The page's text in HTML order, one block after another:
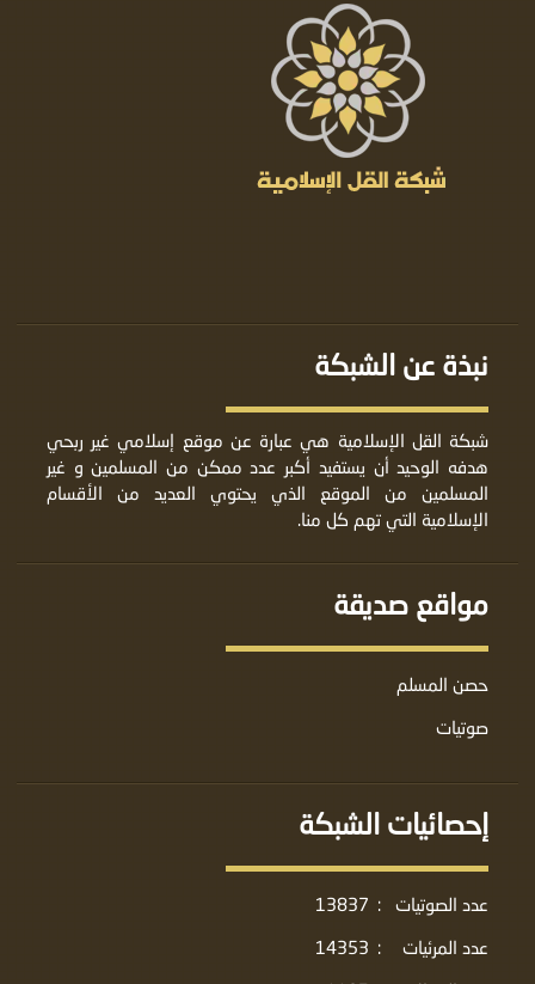
نبذة عن الشبكة
شبكة القل الإسلامية هي عبارة عن موقع إسلامي غير ربحي
هدفه الوحيد أن يستفيد أكبر عدد ممكن من المسلمين و غير
المسلمين من الموقع الذي يحتوي العديد من الأقسام
الإسلامية التي تهم كل منا.
مواقع صديقة
حصن المسلم
صوتيات
إحصائيات الشبكة
عدد الصوتيات :
13837
عدد المرئيات
:
14353